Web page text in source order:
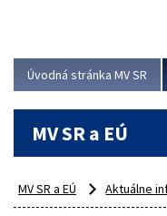
aj interiéru, kde vznikli
Viac
Úvodná stránka MV SR
MV SR a EÚ
MV SR a EÚ Aktuálne